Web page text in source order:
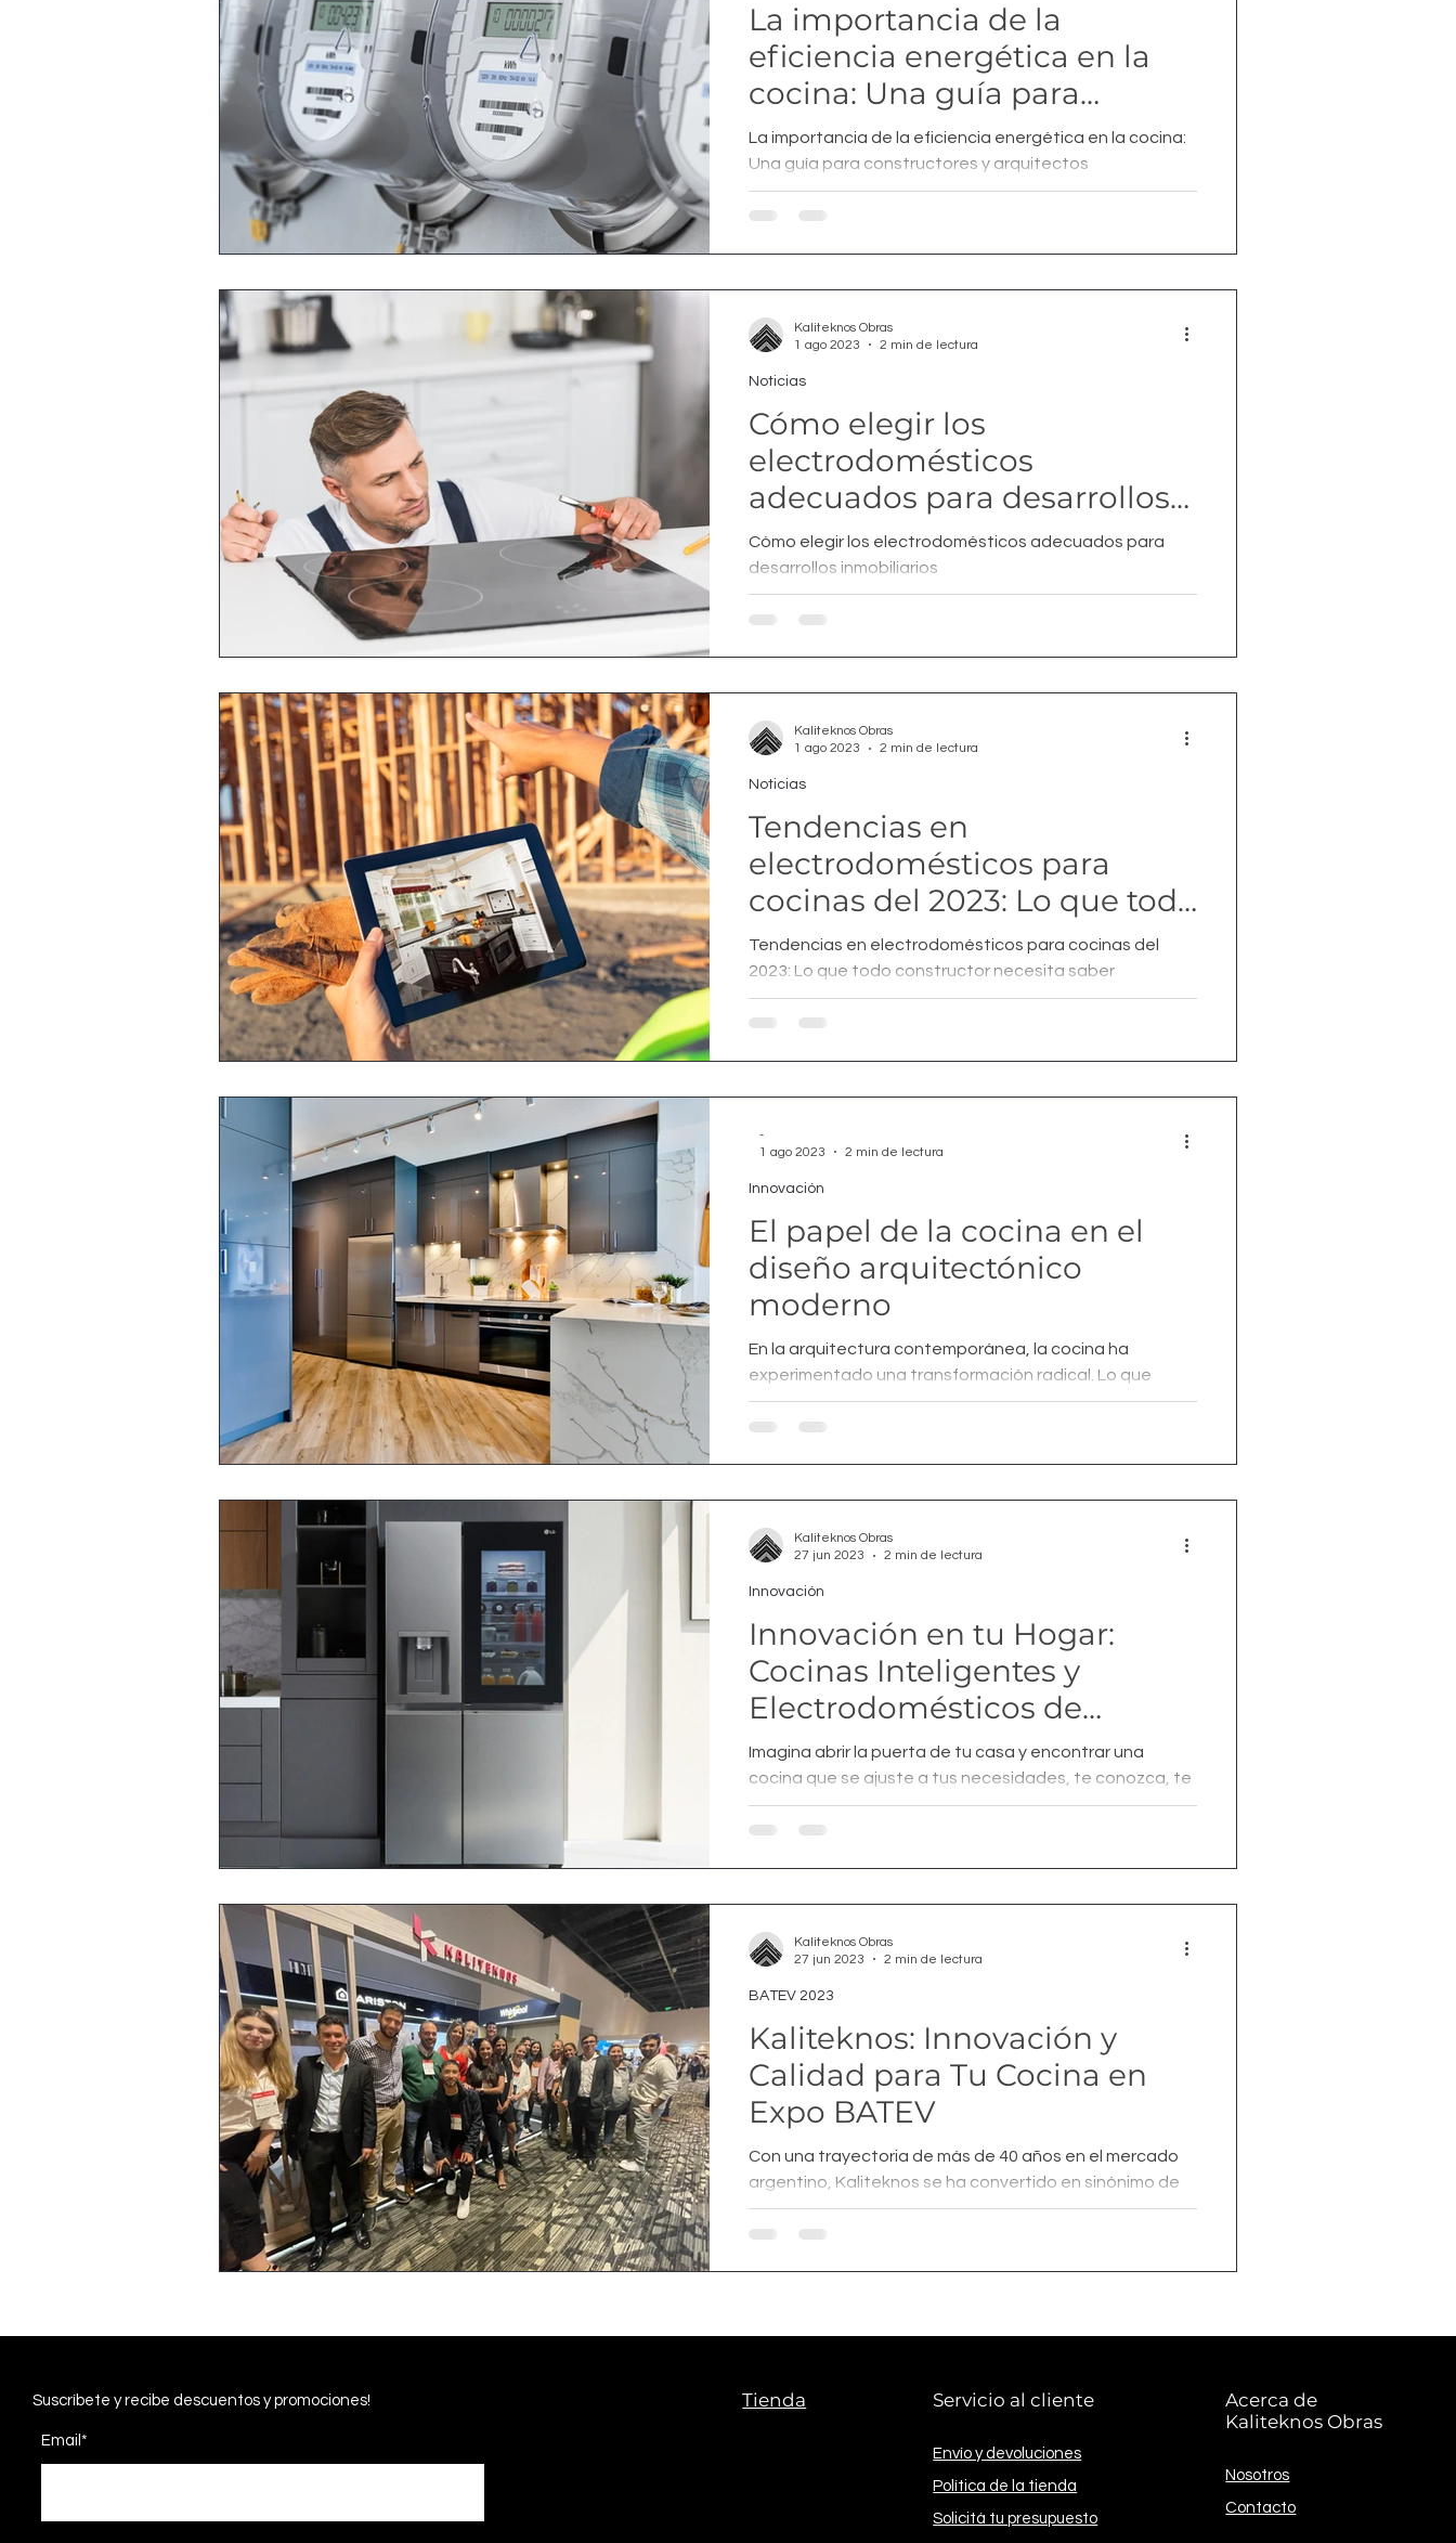
La importancia de la
eficiencia energética en la
cocina: Una guía para
constructores y arquitectos
La importancia de la eficiencia energética en la cocina:
Una guía para constructores y arquitectos
Cómo elegir los
electrodomésticos
adecuados para desarrollos
inmobiliarios
Cómo elegir los electrodomésticos adecuados para
desarrollos inmobiliarios
Noticias
Kaliteknos Obras
1 ago 2023
2 min de lectura
Tendencias en
electrodomésticos para
cocinas del 2023: Lo que todo
constructor necesita saber
Tendencias en electrodomésticos para cocinas del
2023: Lo que todo constructor necesita saber
Noticias
Kaliteknos Obras
1 ago 2023
2 min de lectura
El papel de la cocina en el
diseño arquitectónico
moderno
En la arquitectura contemporánea, la cocina ha
experimentado una transformación radical. Lo que
antes era un espacio meramente funcional,...
Innovación
-
1 ago 2023
2 min de lectura
Innovación en tu Hogar:
Cocinas Inteligentes y
Electrodomésticos de
Vanguardia con Kaliteknos
Imagina abrir la puerta de tu casa y encontrar una
cocina que se ajuste a tus necesidades, te conozca, te
simplifique la vida. La...
Innovación
Kaliteknos Obras
27 jun 2023
2 min de lectura
Kaliteknos: Innovación y
Calidad para Tu Cocina en
Expo BATEV
Con una trayectoria de más de 40 años en el mercado
argentino, Kaliteknos se ha convertido en sinónimo de
calidad y prestigio en la...
BATEV 2023
Kaliteknos Obras
27 jun 2023
2 min de lectura
Suscríbete y recibe descuentos y promociones!
Email*
Tienda Servicio al cliente
Envío y devoluciones
Política de la tienda
Solicitá tu presupuesto
Acerca de
Kaliteknos Obras
Nosotros
Contacto